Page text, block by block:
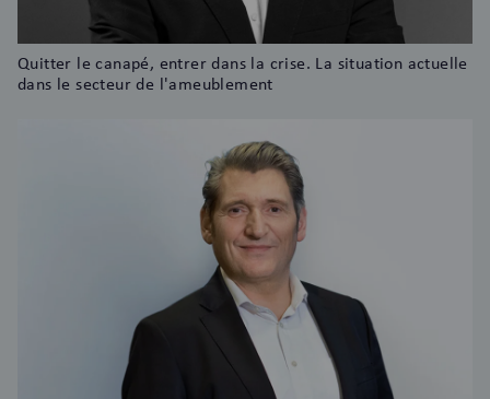
Quitter le canapé, entrer dans la crise. La situation actuelle
dans le secteur de l'ameublement